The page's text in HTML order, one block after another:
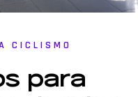
CICLISMO
para